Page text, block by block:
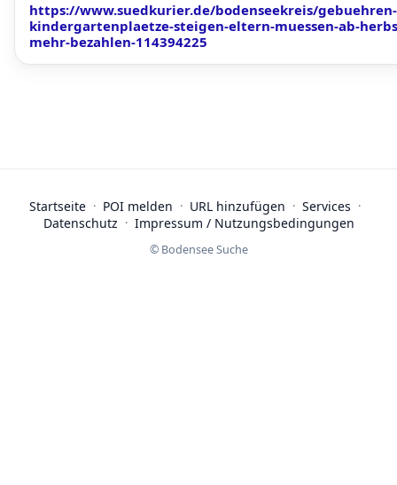
https://www.suedkurier.de/bodenseekreis/
kindergartenplaetze-steigen-eltern-muessen-ab-
mehr-bezahlen-114394225
Startseite · POI melden · URL hinzufügen · Services ·
Datenschutz · Impressum / Nutzungsbedingungen
© Bodensee Suche